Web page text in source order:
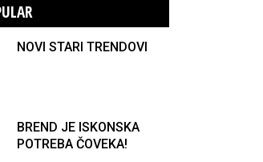
NOVI STARI TRENDOVI
BREND JE ISKONSKA
POTREBA ČOVEKA!